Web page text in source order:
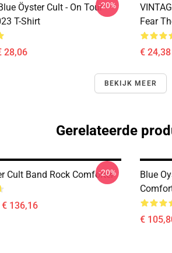
Öyster Cult - On Tour
T-Shirt
28,06
-20%
Fear
€
BEKIJK MEER
Gerelateerde
Cult Band Rock Comforter
136,16
-20%
Blue
€